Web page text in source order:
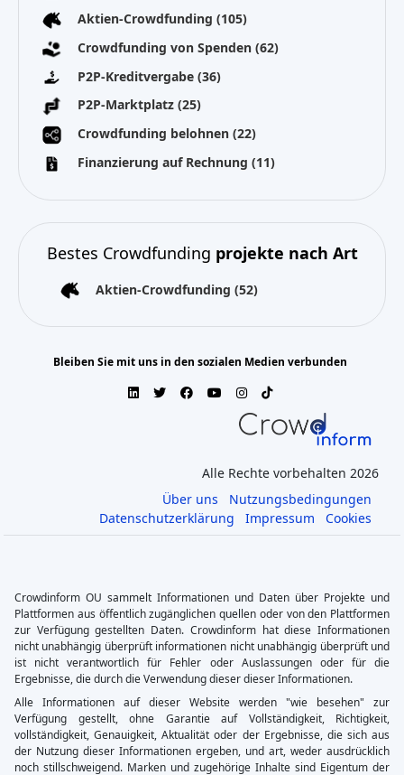
Aktien-Crowdfunding (105)
Crowdfunding von Spenden (62)
P2P-Kreditvergabe (36)
P2P-Marktplatz (25)
Crowdfunding belohnen (22)
Finanzierung auf Rechnung (11)
Bestes Crowdfunding projekte nach Art
Aktien-Crowdfunding (52)
Bleiben Sie mit uns in den sozialen Medien verbunden
Alle Rechte vorbehalten 2026
Über uns
Nutzungsbedingungen
Datenschutzerklärung
Impressum Cookies
Crowdinform OU sammelt Informationen und Daten über Projekte und
Plattformen aus öffentlich zugänglichen quellen oder von den Plattformen
zur Verfügung gestellten Daten. Crowdinform hat diese Informationen
nicht unabhängig überprüft informationen nicht unabhängig überprüft und
ist nicht verantwortlich für Fehler oder Auslassungen oder für die
Ergebnisse, die durch die Verwendung dieser dieser Informationen.
Alle Informationen auf dieser Website werden "wie besehen" zur
Verfügung gestellt, ohne Garantie auf Vollständigkeit, Richtigkeit,
vollständigkeit, Genauigkeit, Aktualität oder der Ergebnisse, die sich aus
der Nutzung dieser Informationen ergeben, und art, weder ausdrücklich
noch stillschweigend. Marken und zugehörige Inhalte sind Eigentum der